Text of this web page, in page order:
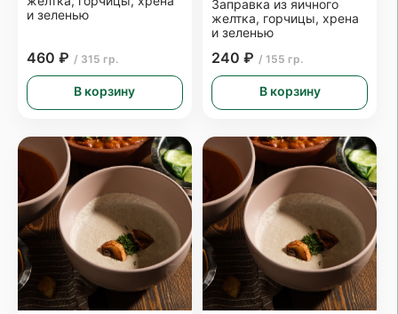
и зеленью
460 ₽ / 315 гр.
В корзину
Заправка из яичного
желтка, горчицы, хрена
и зеленью
240 ₽ / 155 гр.
В корзину